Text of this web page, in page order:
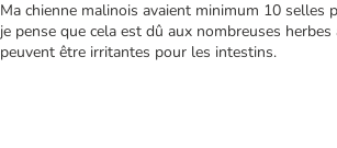
Ma chienne malinois avaient minimum 10 selles
je pense que cela est dû aux nombreuses
peuvent être irritantes pour les intestins.